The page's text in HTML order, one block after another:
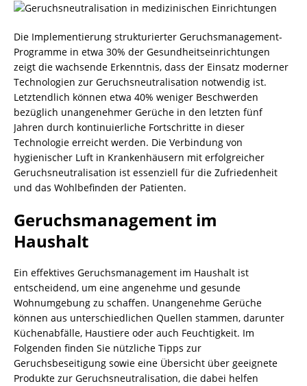
Die Implementierung strukturierter Geruchsmanagement-
Programme in etwa 30% der Gesundheitseinrichtungen
zeigt die wachsende Erkenntnis, dass der Einsatz moderner
Technologien zur Geruchsneutralisation notwendig ist.
Letztendlich können etwa 40% weniger Beschwerden
bezüglich unangenehmer Gerüche in den letzten fünf
Jahren durch kontinuierliche Fortschritte in dieser
Technologie erreicht werden. Die Verbindung von
hygienischer Luft in Krankenhäusern mit erfolgreicher
Geruchsneutralisation ist essenziell für die Zufriedenheit
und das Wohlbefinden der Patienten.
Geruchsmanagement im
Haushalt
Ein effektives Geruchsmanagement im Haushalt ist
entscheidend, um eine angenehme und gesunde
Wohnumgebung zu schaffen. Unangenehme Gerüche
können aus unterschiedlichen Quellen stammen, darunter
Küchenabfälle, Haustiere oder auch Feuchtigkeit. Im
Folgenden finden Sie nützliche Tipps zur
Geruchsbeseitigung sowie eine Übersicht über geeignete
Produkte zur Geruchsneutralisation, die dabei helfen